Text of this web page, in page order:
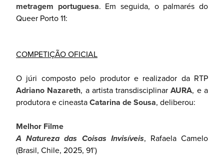
metragem portuguesa. Em seguida, o palmarés do
Queer Porto 11:
COMPETIÇÃO OFICIAL
O júri composto pelo produtor e realizador da RTP
Adriano Nazareth, a artista transdisciplinarAURA, e a
produtora e cineasta Catarina de Sousa, deliberou:
Melhor Filme
A Natureza das Coisas Invisíveis, Rafaela Camelo
(Brasil, Chile, 2025, 91’)